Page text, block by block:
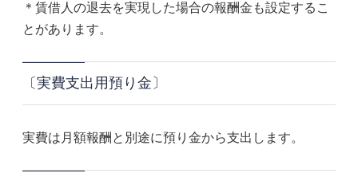
＊賃借人の退去を実現した場合の報酬金も設定するこ
とがあります。
〔実費支出用預り金〕
実費は月額報酬と別途に預り金から支出します。